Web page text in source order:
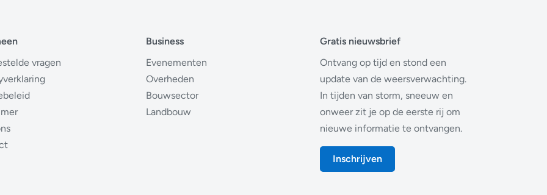
vragen
Business
Evenementen
Overheden
Bouwsector
Landbouw
Gratis nieuwsbrief
Ontvang op tijd en stond een
update van de weersverwachting.
In tijden van storm, sneeuw en
onweer zit je op de eerste rij om
nieuwe informatie te ontvangen.
Inschrijven